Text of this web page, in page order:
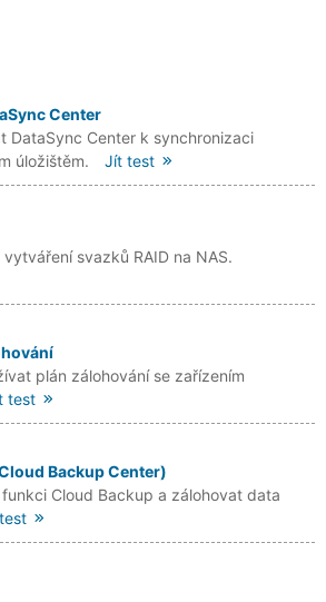
Center
DataSync Center k synchronizaci
úložištěm.
Jít test
vytváření svazků RAID na NAS.
plán zálohování se zařízením
test
Backup Center)
Cloud Backup a zálohovat data